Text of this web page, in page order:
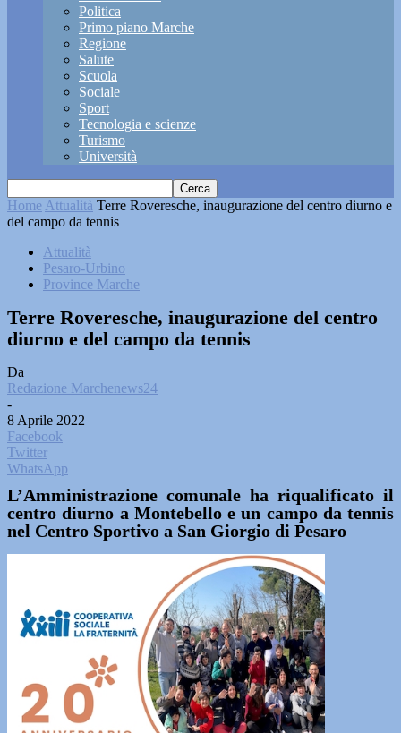
Politica
Primo piano Marche
Regione
Salute
Scuola
Sociale
Sport
Tecnologia e scienze
Turismo
Università
Home Attualità Terre Roveresche, inaugurazione del centro diurno e
del campo da tennis
Attualità
Pesaro-Urbino
Province Marche
Terre Roveresche, inaugurazione del centro
diurno e del campo da tennis
Da
Redazione Marchenews24
-
8 Aprile 2022
Facebook
Twitter
WhatsApp
L’Amministrazione comunale ha riqualificato il
centro diurno a Montebello e un campo da tennis
nel Centro Sportivo a San Giorgio di Pesaro